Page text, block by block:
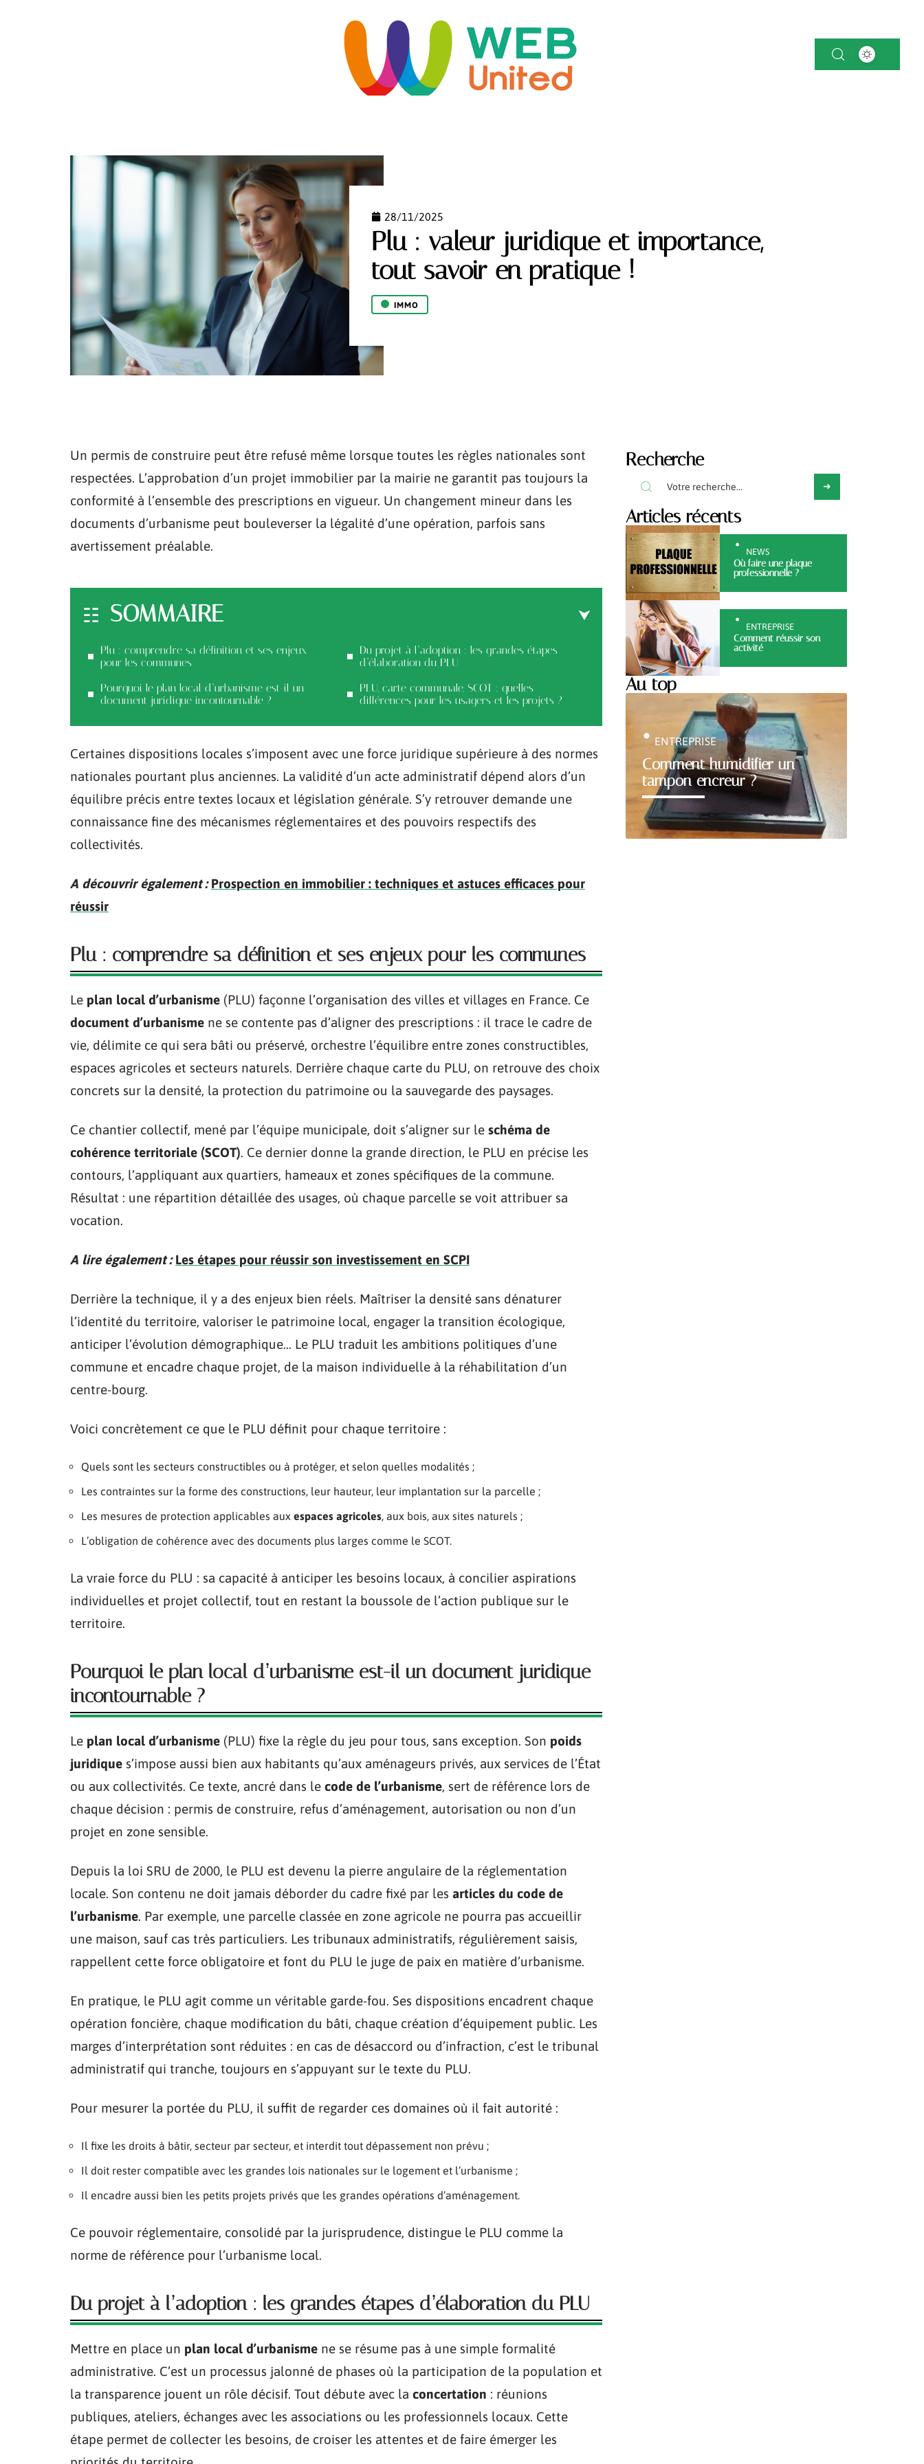
28/11/2025
Plu : valeur juridique et importance,
tout savoir en pratique !
IMMO
Un permis de construire peut être refusé même lorsque toutes les règles nationales sont
respectées. L’approbation d’un projet immobilier par la mairie ne garantit pas toujours la
conformité à l’ensemble des prescriptions en vigueur. Un changement mineur dans les
documents d’urbanisme peut bouleverser la légalité d’une opération, parfois sans
avertissement préalable.
SOMMAIRE
Plu : comprendre sa définition et ses enjeux
pour les communes
Pourquoi le plan local d’urbanisme est-il un
document juridique incontournable ?
Du projet à l’adoption : les grandes étapes
d’élaboration du PLU
PLU, carte communale, SCOT : quelles
différences pour les usagers et les projets ?
Certaines dispositions locales s’imposent avec une force juridique supérieure à des normes
nationales pourtant plus anciennes. La validité d’un acte administratif dépend alors d’un
équilibre précis entre textes locaux et législation générale. S’y retrouver demande une
connaissance fine des mécanismes réglementaires et des pouvoirs respectifs des
collectivités.
A découvrir également : Prospection en immobilier : techniques et astuces efficaces pour
réussir
Plu : comprendre sa définition et ses enjeux pour les communes
Le plan local d’urbanisme (PLU) façonne l’organisation des villes et villages en France. Ce
document d’urbanisme ne se contente pas d’aligner des prescriptions : il trace le cadre de
vie, délimite ce qui sera bâti ou préservé, orchestre l’équilibre entre zones constructibles,
espaces agricoles et secteurs naturels. Derrière chaque carte du PLU, on retrouve des choix
concrets sur la densité, la protection du patrimoine ou la sauvegarde des paysages.
Ce chantier collectif, mené par l’équipe municipale, doit s’aligner sur le schéma de
cohérence territoriale (SCOT). Ce dernier donne la grande direction, le PLU en précise les
contours, l’appliquant aux quartiers, hameaux et zones spécifiques de la commune.
Résultat : une répartition détaillée des usages, où chaque parcelle se voit attribuer sa
vocation.
A lire également : Les étapes pour réussir son investissement en SCPI
Derrière la technique, il y a des enjeux bien réels. Maîtriser la densité sans dénaturer
l’identité du territoire, valoriser le patrimoine local, engager la transition écologique,
anticiper l’évolution démographique… Le PLU traduit les ambitions politiques d’une
commune et encadre chaque projet, de la maison individuelle à la réhabilitation d’un
centre-bourg.
Voici concrètement ce que le PLU définit pour chaque territoire :
Quels sont les secteurs constructibles ou à protéger, et selon quelles modalités ;
Les contraintes sur la forme des constructions, leur hauteur, leur implantation sur la parcelle ;
Les mesures de protection applicables aux espaces agricoles , aux bois, aux sites naturels ;
L’obligation de cohérence avec des documents plus larges comme le SCOT.
La vraie force du PLU : sa capacité à anticiper les besoins locaux, à concilier aspirations
individuelles et projet collectif, tout en restant la boussole de l’action publique sur le
territoire.
Pourquoi le plan local d’urbanisme est-il un document juridique
incontournable ?
Le plan local d’urbanisme (PLU) fixe la règle du jeu pour tous, sans exception. Son poids
juridique s’impose aussi bien aux habitants qu’aux aménageurs privés, aux services de l’État
ou aux collectivités. Ce texte, ancré dans le code de l’urbanisme, sert de référence lors de
chaque décision : permis de construire, refus d’aménagement, autorisation ou non d’un
projet en zone sensible.
Depuis la loi SRU de 2000, le PLU est devenu la pierre angulaire de la réglementation
locale. Son contenu ne doit jamais déborder du cadre fixé par les articles du code de
l’urbanisme. Par exemple, une parcelle classée en zone agricole ne pourra pas accueillir
une maison, sauf cas très particuliers. Les tribunaux administratifs, régulièrement saisis,
rappellent cette force obligatoire et font du PLU le juge de paix en matière d’urbanisme.
En pratique, le PLU agit comme un véritable garde-fou. Ses dispositions encadrent chaque
opération foncière, chaque modification du bâti, chaque création d’équipement public. Les
marges d’interprétation sont réduites : en cas de désaccord ou d’infraction, c’est le tribunal
administratif qui tranche, toujours en s’appuyant sur le texte du PLU.
Pour mesurer la portée du PLU, il suffit de regarder ces domaines où il fait autorité :
Il fixe les droits à bâtir, secteur par secteur, et interdit tout dépassement non prévu ;
Il doit rester compatible avec les grandes lois nationales sur le logement et l’urbanisme ;
Il encadre aussi bien les petits projets privés que les grandes opérations d’aménagement.
Ce pouvoir réglementaire, consolidé par la jurisprudence, distingue le PLU comme la
norme de référence pour l’urbanisme local.
Du projet à l’adoption : les grandes étapes d’élaboration du PLU
Mettre en place un plan local d’urbanisme ne se résume pas à une simple formalité
administrative. C’est un processus jalonné de phases où la participation de la population et
la transparence jouent un rôle décisif. Tout débute avec la concertation : réunions
publiques, ateliers, échanges avec les associations ou les professionnels locaux. Cette
étape permet de collecter les besoins, de croiser les attentes et de faire émerger les
Recherche
Articles récents
NEWS
Où faire une plaque
professionnelle ?
ENTREPRISE
Comment réussir son
activité
Au top
Comment humidifier un
tampon encreur ?
ENTREPRISE